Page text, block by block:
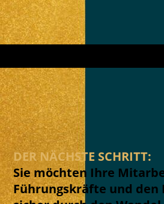
DER NÄCHSTE SCHRITT:
Sie möchten Ihre
Führungskräfte und den